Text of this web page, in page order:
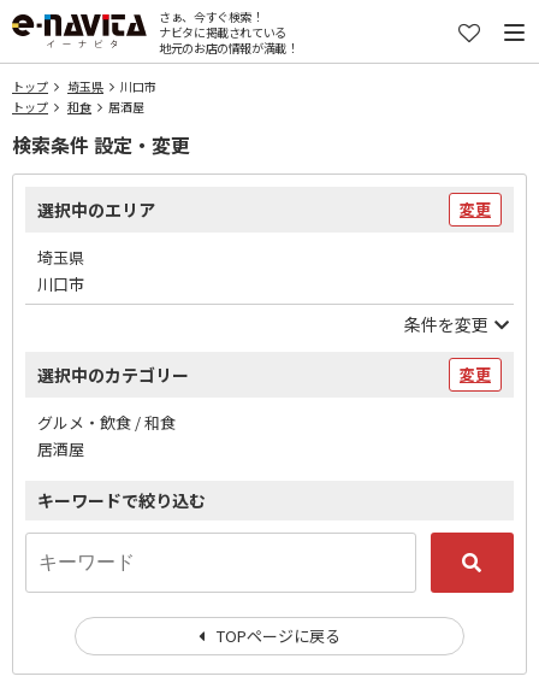
さぁ、今すぐ検索！
ナビタに掲載されている
地元のお店の情報が満載！
トップ 埼玉県
川口市
トップ
和食 居酒屋
検索条件 設定・変更
選択中のエリア 変更
埼玉県
川口市
条件を変更
選択中のカテゴリー 変更
グルメ・飲食 / 和食
居酒屋
キーワードで絞り込む
TOPページに戻る